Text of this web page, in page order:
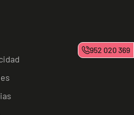
952 020 369